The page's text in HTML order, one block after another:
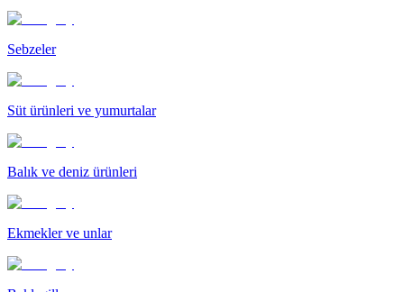
Sebzeler
Süt ürünleri ve yumurtalar
Balık ve deniz ürünleri
Ekmekler ve unlar